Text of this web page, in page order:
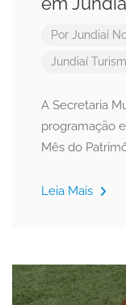
Por Jundiaí
Jundiaí
A Secretaria
programação
Mês do
Leia Mais